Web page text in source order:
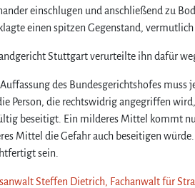
einschlugen und anschließend zu
einen spitzen Gegenstand,
Stuttgart verurteilte ihn dafür
des Bundesgerichtshofes
Person, die rechtswidrig angegriffen
beseitigt. Ein milderes Mittel kommt
Mittel die Gefahr auch beseitigen
sein.
Steffen Dietrich, Fachanwalt für